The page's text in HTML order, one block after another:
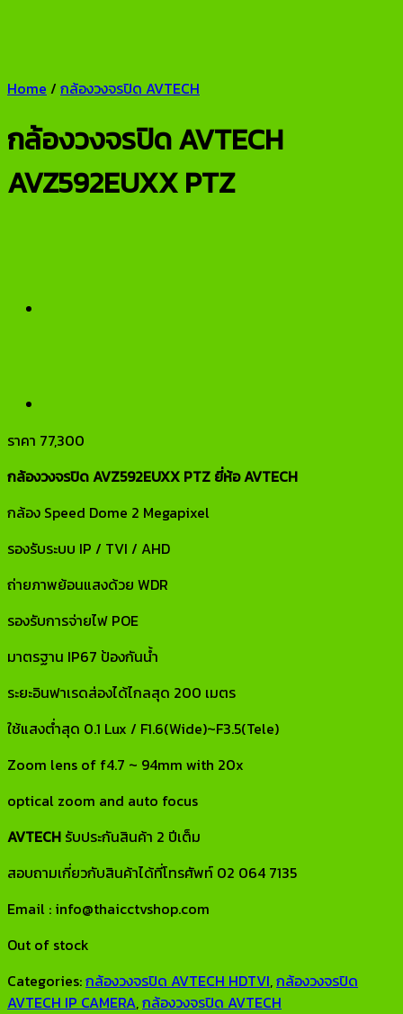
Home / กล้องวงจรปิด AVTECH
กล้องวงจรปิด AVTECH
AVZ592EUXX PTZ
ราคา 77,300
กล้องวงจรปิด AVZ592EUXX PTZ ยี่ห้อ AVTECH
กล้อง Speed Dome 2 Megapixel
รองรับระบบ IP / TVI / AHD
ถ่ายภาพย้อนแสงด้วย WDR
รองรับการจ่ายไฟ POE
มาตรฐาน IP67 ป้องกันน้ำ
ระยะอินฟาเรดส่องได้ไกลสุด 200 เมตร
ใช้แสงต่ำสุด 0.1 Lux / F1.6(Wide)~F3.5(Tele)
Zoom lens of f4.7 ~ 94mm with 20x
optical zoom and auto focus
AVTECH รับประกันสินค้า 2 ปีเต็ม
สอบถามเกี่ยวกับสินค้าได้ที่โทรศัพท์ 02 064 7135
Email : info@thaicctvshop.com
Out of stock
Categories:กล้องวงจรปิด AVTECH HDTVI,กล้องวงจรปิด
AVTECH IP CAMERA,กล้องวงจรปิด AVTECH